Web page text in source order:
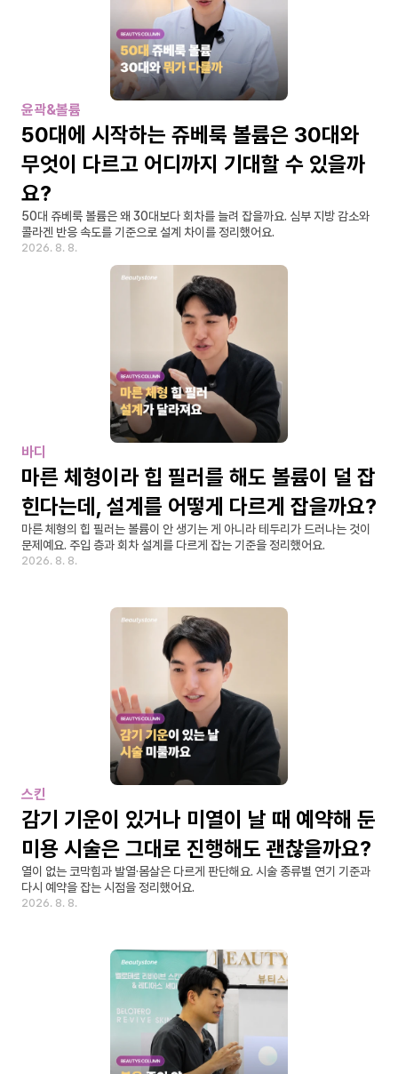
윤곽&볼륨
50대에 시작하는 쥬베룩 볼륨은 30대와
무엇이 다르고 어디까지 기대할 수 있을까
요?
50대 쥬베룩 볼륨은 왜 30대보다 회차를 늘려 잡을까요. 심부 지방 감소와
콜라겐 반응 속도를 기준으로 설계 차이를 정리했어요.
2026. 8. 8.
바디
마른 체형이라 힙 필러를 해도 볼륨이 덜 잡
힌다는데, 설계를 어떻게 다르게 잡을까요?
마른 체형의 힙 필러는 볼륨이 안 생기는 게 아니라 테두리가 드러나는 것이
문제예요. 주입 층과 회차 설계를 다르게 잡는 기준을 정리했어요.
2026. 8. 8.
스킨
감기 기운이 있거나 미열이 날 때 예약해 둔
미용 시술은 그대로 진행해도 괜찮을까요?
열이 없는 코막힘과 발열·몸살은 다르게 판단해요. 시술 종류별 연기 기준과
다시 예약을 잡는 시점을 정리했어요.
2026. 8. 8.